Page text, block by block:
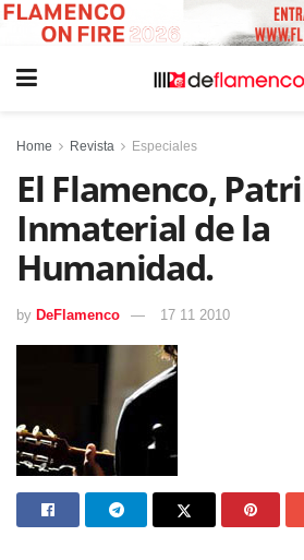
Home Revista Especiales
El Flamenco,
Inmaterial de la
Humanidad.
by DeFlamenco 17 11 2010